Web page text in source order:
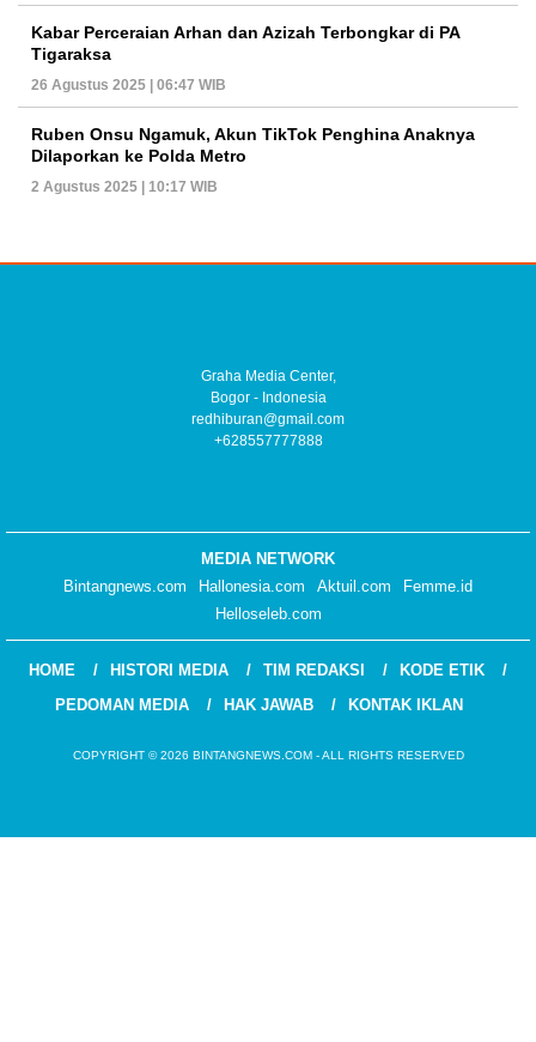
Kabar Perceraian Arhan dan Azizah Terbongkar di PA
Tigaraksa
26 Agustus 2025 | 06:47 WIB
Ruben Onsu Ngamuk, Akun TikTok Penghina Anaknya
Dilaporkan ke Polda Metro
2 Agustus 2025 | 10:17 WIB
Graha Media Center,
Bogor - Indonesia
redhiburan@gmail.com
+628557777888
MEDIA NETWORK
Bintangnews.com
Hallonesia.com Aktuil.com
Femme.id
Helloseleb.com
HOME HISTORI MEDIA TIM REDAKSI
KODE ETIK
PEDOMAN MEDIA
HAK JAWAB KONTAK IKLAN
COPYRIGHT © 2026 BINTANGNEWS.COM - ALL RIGHTS RESERVED